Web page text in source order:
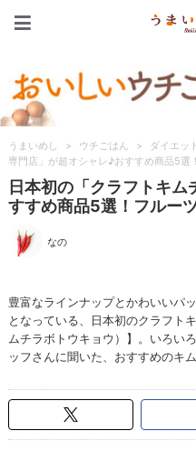
うまいめし > ウチごはん > ダイエッ
専門店」が超オシャレ♪おすすめ商品5選
日本初の「クラフトキ
すすめ商品5選！フルー
なの
豊富なラインナップとかわいいパ
となっている、日本初のクラフト
ムチラボトウキョウ）】。いろい
ッフさんに聞いた、おすすめのキ